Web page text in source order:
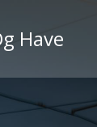
til
indhold
Have